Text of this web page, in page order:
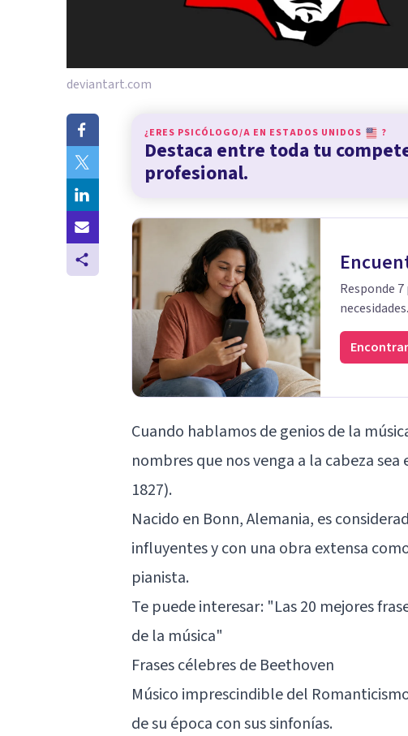
deviantart.com
¿ERES PSICÓLOGO/A EN ESTADOS UNIDOS ?
Destaca entre toda tu
profesional.
Responde
necesidades.
Cuando hablamos de genios de la
nombres que nos venga a la cabeza sea
1827).
Nacido en Bonn, Alemania, es
influyentes y con una obra extensa
pianista.
Te puede interesar: "Las 20 mejores
de la música"
Frases célebres de Beethoven
Músico imprescindible del
de su época con sus sinfonías.